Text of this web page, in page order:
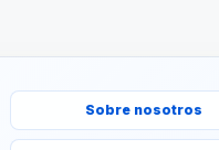
Sobre nosotros